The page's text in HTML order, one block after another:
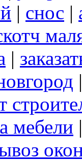
| снос |
|
мебели